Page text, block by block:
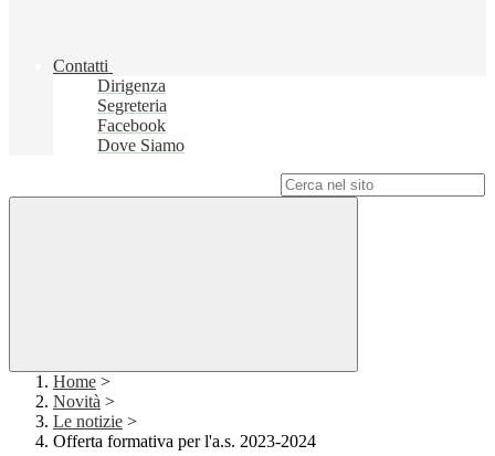
Contatti
Dirigenza
Segreteria
Facebook
Dove Siamo
Home >
Novità >
Le notizie >
Offerta formativa per l'a.s. 2023-2024